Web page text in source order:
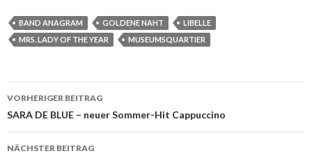
BAND ANAGRAM GOLDENE NAHT
LIBELLE
MRS. LADY OF THE YEAR
MUSEUMSQUARTIER
Beitrags-
Navigation
VORHERIGER BEITRAG
SARA DE BLUE – neuer Sommer-Hit Cappuccino
NÄCHSTER BEITRAG